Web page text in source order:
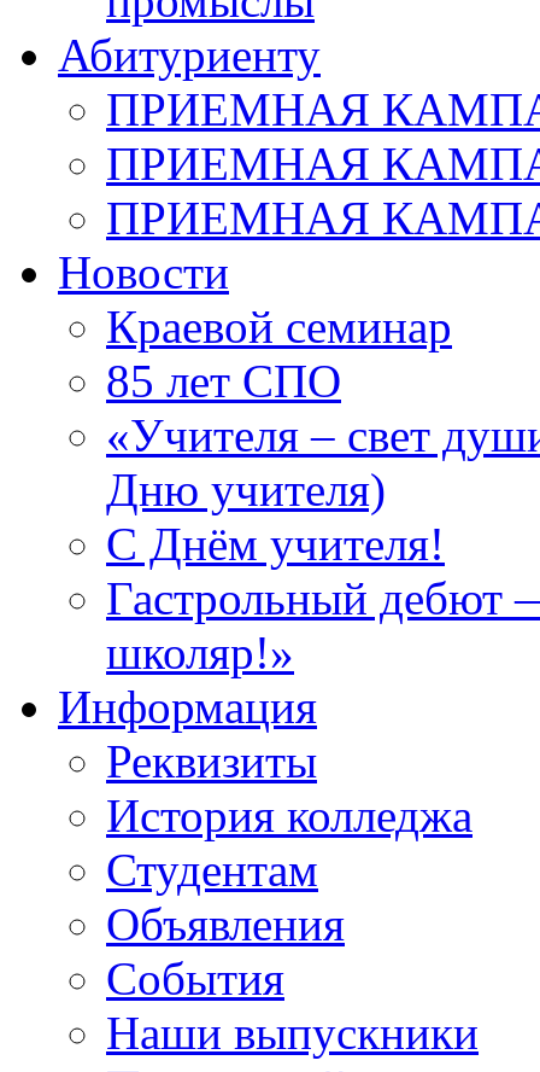
Абитуриенту
ПРИЕМНАЯ
ПРИЕМНАЯ
ПРИЕМНАЯ
Новости
Краевой семинар
85 лет СПО
«Учителя – свет
Дню учителя)
С Днём учителя!
Гастрольный дебют
школяр!»
Информация
Реквизиты
История колледжа
Студентам
Объявления
События
Наши выпускники